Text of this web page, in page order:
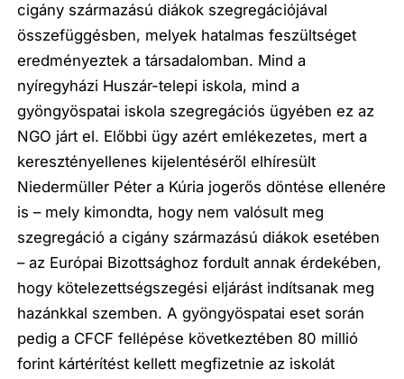
cigány származású diákok szegregációjával
összefüggésben, melyek hatalmas feszültséget
eredményeztek a társadalomban. Mind a
nyíregyházi Huszár-telepi iskola, mind a
gyöngyöspatai iskola szegregációs ügyében ez az
NGO járt el. Előbbi ügy azért emlékezetes, mert a
keresztényellenes kijelentéséről elhíresült
Niedermüller Péter a Kúria jogerős döntése ellenére
is – mely kimondta, hogy nem valósult meg
szegregáció a cigány származású diákok esetében
– az Európai Bizottsághoz fordult annak érdekében,
hogy kötelezettségszegési eljárást indítsanak meg
hazánkkal szemben. A gyöngyöspatai eset során
pedig a CFCF fellépése következtében 80 millió
forint kártérítést kellett megfizetnie az iskolát